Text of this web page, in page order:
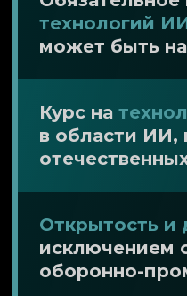
технологий
может быть
Курс на
в области ИИ,
Открытость и
исключением
оборонно-